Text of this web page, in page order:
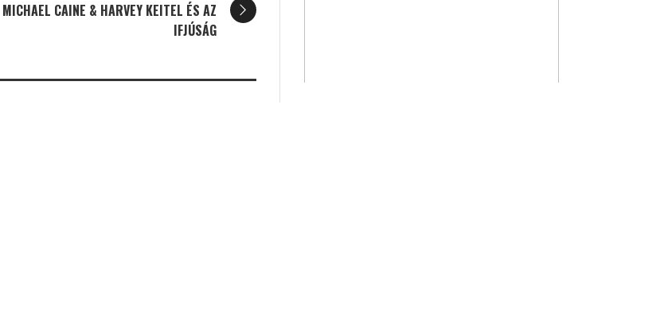
MICHAEL CAINE & HARVEY KEITEL ÉS AZ
IFJÚSÁG